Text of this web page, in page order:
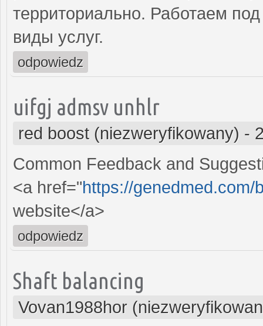
территориально. Работаем
виды услуг.
odpowiedz
uifgj admsv unhlr
red boost (niezweryfikowany) -
Common Feedback and
<a href="https://genedmed.com/
website</a>
odpowiedz
Shaft balancing
Vovan1988hor